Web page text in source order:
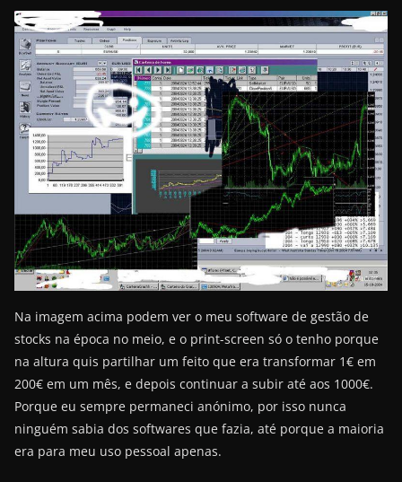
Na imagem acima podem ver o meu software de gestão de
stocks na época no meio, e o print-screen só o tenho porque
na altura quis partilhar um feito que era transformar 1€ em
200€ em um mês, e depois continuar a subir até aos 1000€.
Porque eu sempre permaneci anónimo, por isso nunca
ninguém sabia dos softwares que fazia, até porque a maioria
era para meu uso pessoal apenas.